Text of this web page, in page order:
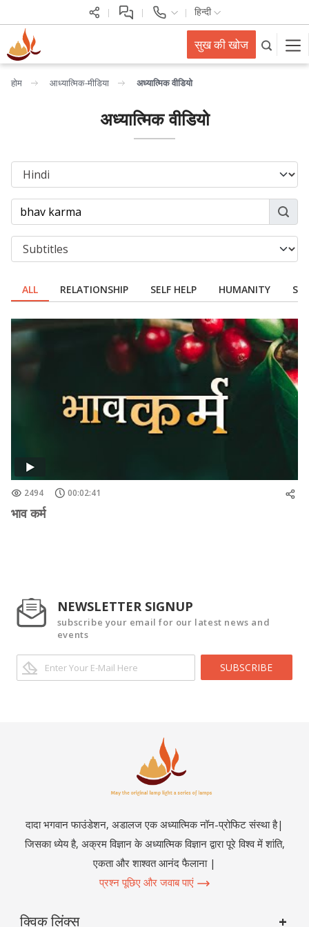
हिन्दी
सुख की खोज
होम आध्यात्मिक-मीडिया अध्यात्मिक वीडियो
अध्यात्मिक वीडियो
ALL RELATIONSHIP SELF HELP HUMANITY
2494 00:02:41
भाव कर्म
NEWSLETTER SIGNUP
subscribe your email for our latest news and
events
SUBSCRIBE
दादा भगवान फाउंडेशन, अडालज एक अध्यात्मिक नॉन-प्रोफिट संस्था है|
जिसका ध्येय है, अक्रम विज्ञान के अध्यात्मिक विज्ञान द्वारा पूरे विश्व में शांति,
एकता और शाश्वत आनंद फैलाना |
प्रश्न पूछिए और जवाब पाएं
क्विक लिंक्स